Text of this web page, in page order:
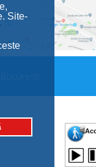
Site-